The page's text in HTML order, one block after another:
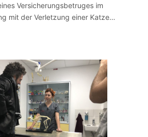
Versicherungsbetruges im
mit der Verletzung einer Katze…